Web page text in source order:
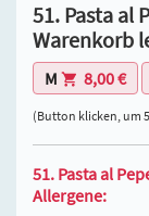
51. Pasta al
Warenkorb
M 8,00 €
(Button klicken, um
51. Pasta al
Allergene: